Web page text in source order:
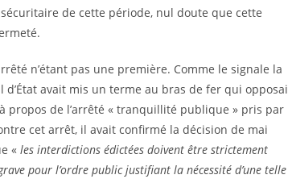
de cette période, nul doute que cette
n’étant pas une première. Comme le signale la
d’État avait mis un terme au bras de fer qui
propos de l’arrêté « tranquillité publique » pris par
cet arrêt, il avait confirmé la décision de mai
« les interdictions édictées doivent être strictement
pour l’ordre public justifiant la nécessité d’une telle